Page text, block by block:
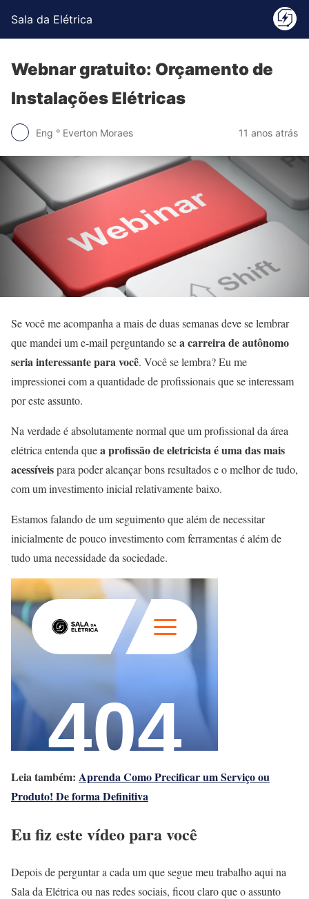
Sala da Elétrica
Webnar gratuito: Orçamento de
Instalações Elétricas
Eng ° Everton Moraes 11 anos atrás
Se você me acompanha a mais de duas semanas deve se lembrar
que mandei um e-mail perguntando sea carreira de autônomo
seria interessante para você. Você se lembra? Eu me
impressionei com a quantidade de profissionais que se interessam
por este assunto.
Na verdade é absolutamente normal que um profissional da área
elétrica entenda quea profissão de eletricista é uma das mais
acessíveispara poder alcançar bons resultados e o melhor de tudo,
com um investimento inicial relativamente baixo.
Estamos falando de um seguimento que além de necessitar
inicialmente de pouco investimento com ferramentas é além de
tudo uma necessidade da sociedade.
Leia também: Aprenda Como Precificar um Serviço ou
Produto! De forma Definitiva
Eu fiz este vídeo para você
Depois de perguntar a cada um que segue meu trabalho aqui na
Sala da Elétrica ou nas redes sociais, ficou claro que o assunto